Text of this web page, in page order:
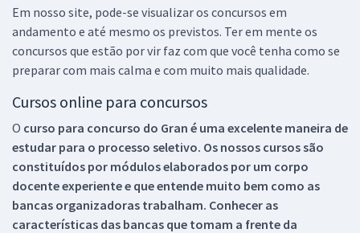
Em nosso site, pode-se visualizar os concursos em
andamento e até mesmo os previstos. Ter em mente os
concursos que estão por vir faz com que você tenha como se
preparar com mais calma e com muito mais qualidade.
Cursos online para concursos
O curso para concurso do Gran é uma excelente maneira de
estudar para o processo seletivo. Os nossos cursos são
constituídos por módulos elaborados por um corpo
docente experiente e que entende muito bem como as
bancas organizadoras trabalham. Conhecer as
características das bancas que tomam a frente da